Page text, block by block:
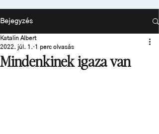
Bejegyzés
Mindenkinek igaza van
Katalin Albert
2022. júl. 1. 1 perc olvasás